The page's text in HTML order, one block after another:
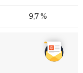
9,7 %